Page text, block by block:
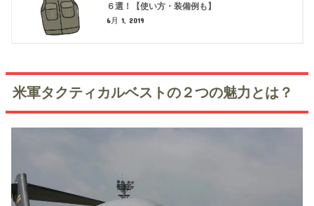
６選！【使い方・装備例も】
6月 1, 2019
米軍タクティカルベストの２つの魅力とは？